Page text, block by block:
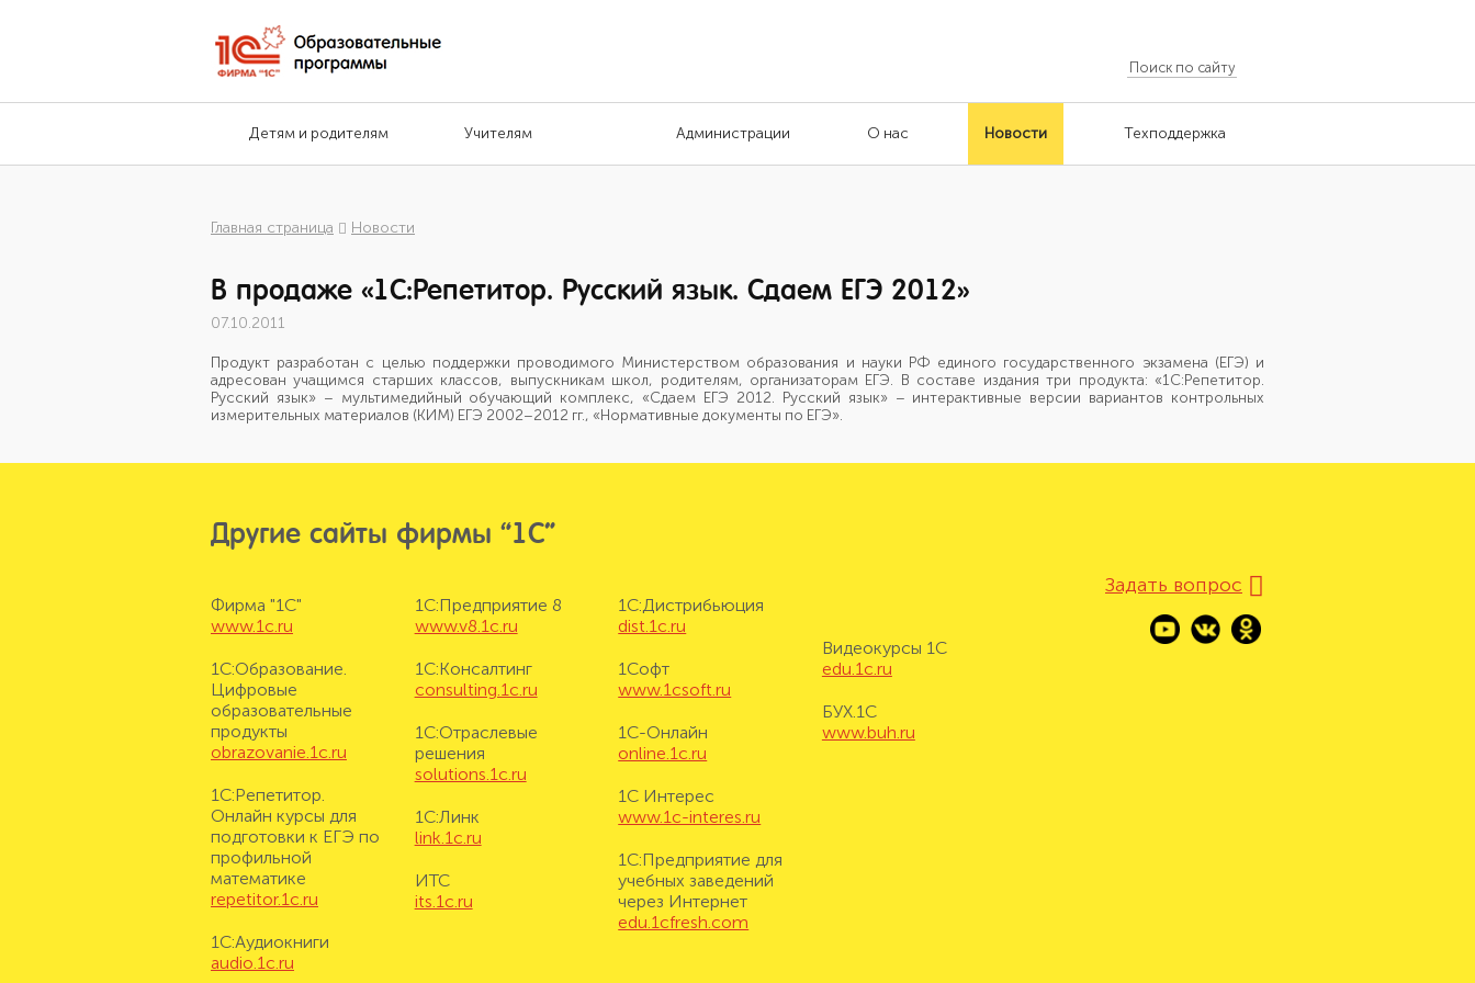
Детям и родителям Учителям Администрации О нас Новости Техподдержка
Главная страница Новости
В продаже «1С:Репетитор. Русский язык. Сдаем ЕГЭ 2012»
07.10.2011
Продукт разработан с целью поддержки проводимого Министерством образования и науки РФ единого государственного экзамена (ЕГЭ) и
адресован учащимся старших классов, выпускникам школ, родителям, организаторам ЕГЭ. В составе издания три продукта: «1С:Репетитор.
Русский язык» – мультимедийный обучающий комплекс, «Сдаем ЕГЭ 2012. Русский язык» – интерактивные версии вариантов контрольных
измерительных материалов (КИМ) ЕГЭ 2002–2012 гг., «Нормативные документы по ЕГЭ».
Другие сайты фирмы “1С”
Фирма "1С"
www.1c.ru
1С:Образование.
Цифровые
образовательные
продукты
obrazovanie.1c.ru
1С:Репетитор.
Онлайн курсы для
подготовки к ЕГЭ по
профильной
математике
repetitor.1c.ru
1С:Аудиокниги
audio.1c.ru
1С:Предприятие 8
www.v8.1c.ru
1С:Консалтинг
consulting.1c.ru
1С:Отраслевые
решения
solutions.1c.ru
1С:Линк
link.1c.ru
ИТС
its.1c.ru
1С:Дистрибьюция
dist.1c.ru
1Софт
www.1csoft.ru
1С-Онлайн
online.1c.ru
1С Интерес
www.1c-interes.ru
1С:Предприятие для
учебных заведений
через Интернет
edu.1cfresh.com
Видеокурсы 1С
edu.1c.ru
БУХ.1С
www.buh.ru
Задать вопрос